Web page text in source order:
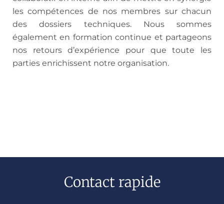
les compétences de nos membres sur chacun
des dossiers techniques. Nous sommes
également en formation continue et partageons
nos retours d’expérience pour que toute les
parties enrichissent notre organisation.
Contact rapide